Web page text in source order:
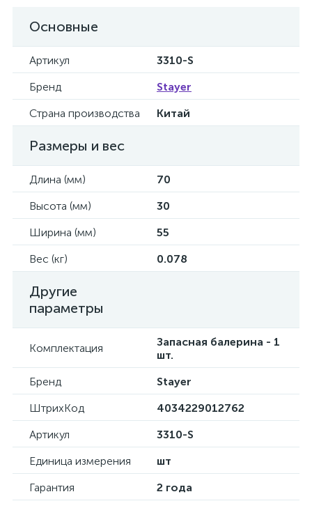
Основные
Артикул
3310-S
Бренд
Stayer
Страна производства
Китай
Размеры и вес
Длина (мм)
70
Высота (мм)
30
Ширина (мм)
55
Вес (кг)
0.078
Другие
параметры
Комплектация
Запасная балерина - 1
шт.
Бренд
Stayer
ШтрихКод
4034229012762
Артикул
3310-S
Единица измерения
шт
Гарантия
2 года